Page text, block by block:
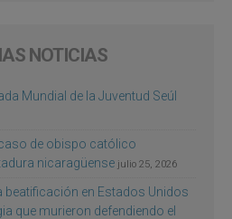
NOTICIAS
Mundial de la Juventud Seúl
de obispo católico
nicaragüense julio 25, 2026
beatificación en Estados Unidos
que murieron defendiendo el